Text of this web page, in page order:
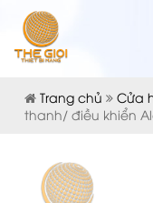
Trang chủ Cửa
thanh/ điều khiển